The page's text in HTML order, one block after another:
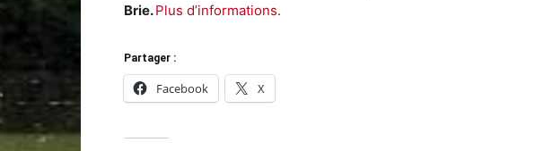
Brie.Plus d’informations.
Partager :
Facebook X